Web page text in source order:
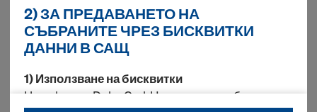
18 продукта намерени
Удължен вътр. парапет
2) ЗА ПРЕДАВАНЕТО НА
СЪБРАНИТЕ ЧРЕЗ БИСКВИТКИ
ДАННИ В САЩ
1) Използване на бисквитки
Ние, фирма Doka GmbH, използваме бисквитки и